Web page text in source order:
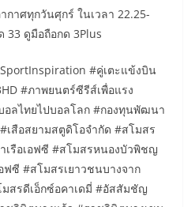
กาศทุกวันศุกร์ ในเวลา 22.25-
33 ดูมือถือกด 3Plus
#คู่เตะแข้งบิน
#ภาพยนตร์ซีรีส์เพื่อแรง
ลไทยไปบอลโลก #กองทุนพัฒนา
เสือสยามสตูดิโอจำกัด #สโมสร
เรือเอฟซี #สโมสรหนองบัวพิชญ
ซี #สโมสรเยาวชนบางจาก
สรดีเอ็กซ์อคาเดมี่ #อัสสัมชัญ